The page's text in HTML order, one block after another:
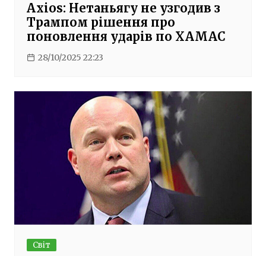
Axios: Нетаньягу не узгодив з
Трампом рішення про
поновлення ударів по ХАМАС
28/10/2025 22:23
Світ